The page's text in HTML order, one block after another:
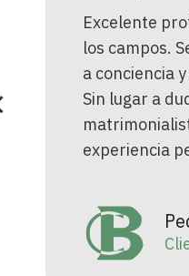
Excelente
los campos.
a conciencia
Sin lugar a
experiencia